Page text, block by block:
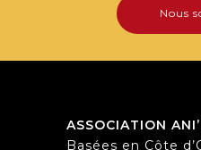
Nous
ASSOCIATION
Basées en Côte